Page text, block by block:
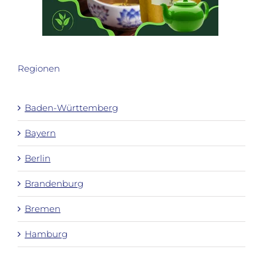
Regionen
Baden-Württemberg
Bayern
Berlin
Brandenburg
Bremen
Hamburg